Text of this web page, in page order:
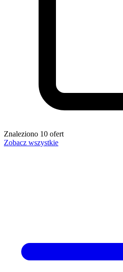
Znaleziono 10 ofert
Zobacz wszystkie